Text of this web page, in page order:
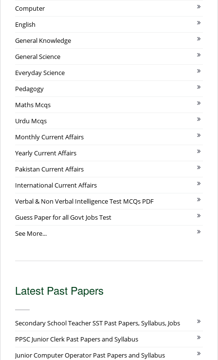
Computer
English
General Knowledge
General Science
Everyday Science
Pedagogy
Maths Mcqs
Urdu Mcqs
Monthly Current Affairs
Yearly Current Affairs
Pakistan Current Affairs
International Current Affairs
Verbal & Non Verbal Intelligence Test MCQs PDF
Guess Paper for all Govt Jobs Test
See More...
Latest Past Papers
Secondary School Teacher SST Past Papers, Syllabus, Jobs
PPSC Junior Clerk Past Papers and Syllabus
Junior Computer Operator Past Papers and Syllabus